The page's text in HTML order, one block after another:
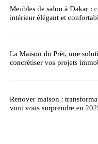
Meubles de salon à Dakar :
intérieur élégant et
La Maison du Prêt, une
concrétiser vos projets
Renover maison :
vont vous surprendre en